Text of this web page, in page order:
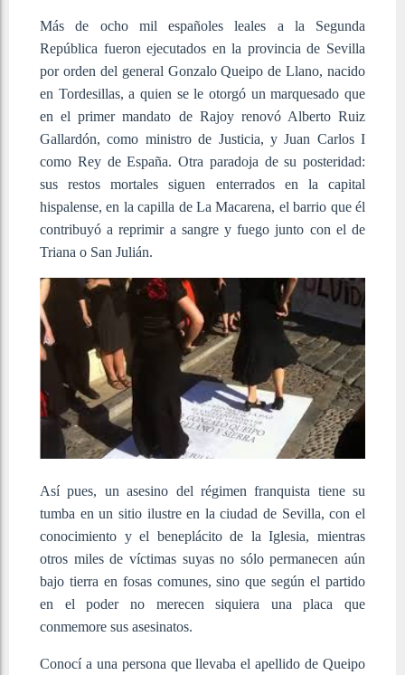
Más de ocho mil españoles leales a la Segunda
República fueron ejecutados en la provincia de Sevilla
por orden del general Gonzalo Queipo de Llano, nacido
en Tordesillas, a quien se le otorgó un marquesado que
en el primer mandato de Rajoy renovó Alberto Ruiz
Gallardón, como ministro de Justicia, y Juan Carlos I
como Rey de España. Otra paradoja de su posteridad:
sus restos mortales siguen enterrados en la capital
hispalense, en la capilla de La Macarena, el barrio que él
contribuyó a reprimir a sangre y fuego junto con el de
Triana o San Julián.
Así pues, un asesino del régimen franquista tiene su
tumba en un sitio ilustre en la ciudad de Sevilla, con el
conocimiento y el beneplácito de la Iglesia, mientras
otros miles de víctimas suyas no sólo permanecen aún
bajo tierra en fosas comunes, sino que según el partido
en el poder no merecen siquiera una placa que
conmemore sus asesinatos.
Conocí a una persona que llevaba el apellido de Queipo